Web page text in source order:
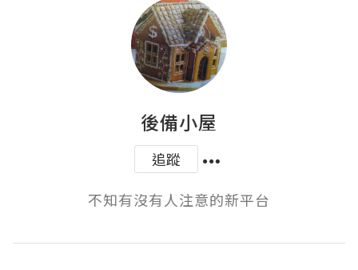
後備小屋
追蹤
不知有沒有人注意的新平台